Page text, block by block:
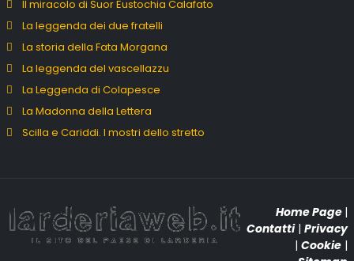
Il miracolo di Suor Eustochia Calafato
La leggenda dei due fratelli
La storia della Fata Morgana
La leggenda del vascellazzu
La Leggenda di Colapesce
La Madonna della Lettera
Scilla e Cariddi. I mostri dello stretto
Home Page |
Contatti| Privacy
| Cookie |